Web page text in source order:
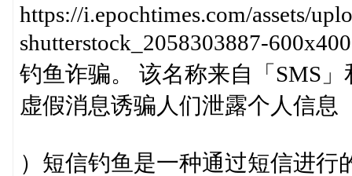
https://i.epochtimes.com/assets/
shutterstock_2058303887-
钓鱼诈骗。 该名称来自「SMS
虚假消息诱骗人们泄露个人信息
）短信钓鱼是一种通过短信进行